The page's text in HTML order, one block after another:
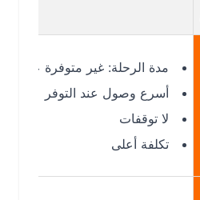
مدة الرحلة: غير متوفرة عادةً على
أسرع وصول عند التوفر
لا توقفات
تكلفة أعلى